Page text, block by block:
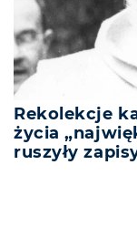
Rekolekcje
życia
ruszyły